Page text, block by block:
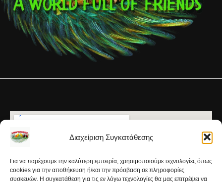
Διαχείριση Συγκατάθεσης
Για να παρέχουμε την καλύτερη εμπειρία, χρησιμοποιούμε τεχνολογίες όπως
cookies για την αποθήκευση ή/και την πρόσβαση σε πληροφορίες
συσκευών. Η συγκατάθεση για τις εν λόγω τεχνολογίες θα μας επιτρέψει να